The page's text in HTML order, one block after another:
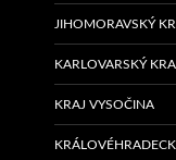
JIHOMORAVSKÝ
KARLOVARSKÝ
KRAJ VYSOČINA